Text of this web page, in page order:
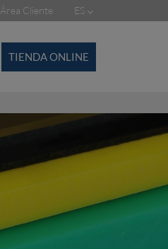
ES
Área Cliente
TIENDA ONLINE